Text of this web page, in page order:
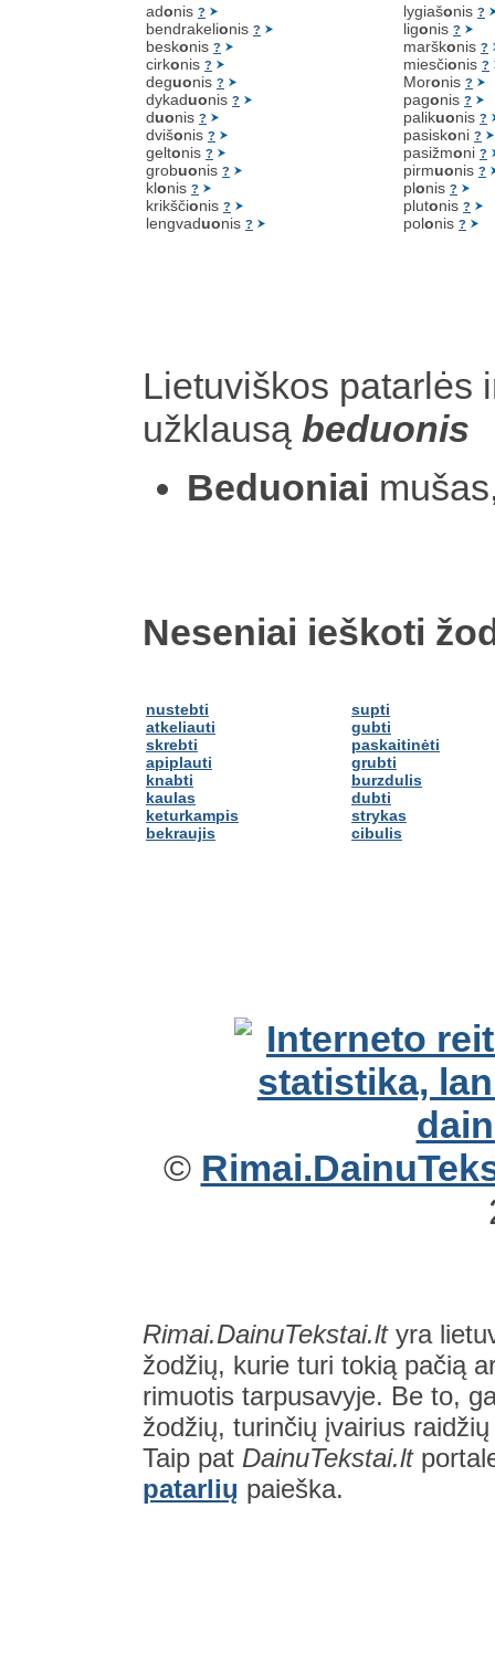
adonis ?
bendrakelionis ?
beskonis ?
cirkonis ?
deguonis ?
dykaduonis ?
duonis ?
dvišonis ?
geltonis ?
grobuonis ?
klonis ?
krikščionis ?
lengvaduonis ?
lygiašonis ?
ligonis ?
marškonis ?
miesčionis ?
Moronis ?
pagonis ?
palikuonis ?
pasiskoni ?
pasižmoni ?
pirmuonis ?
plonis ?
plutonis ?
polonis ?
Lietuviškos patarlės
užklausą beduonis
Beduoniai
Neseniai ieškoti
nustebti
atkeliauti
skrebti
apiplauti
knabti
kaulas
keturkampis
bekraujis
supti
gubti
paskaitinėti
grubti
burzdulis
dubti
strykas
cibulis
©
Rimai.DainuTekstai.ltyra
žodžių, kurie turi tokią pačią
rimuotis tarpusavyje. Be to,
žodžių, turinčių įvairius
Taip pat DainuTekstai.lt
patarlių paieška.